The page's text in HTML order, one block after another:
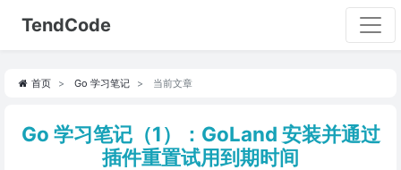
TendCode
首页 Go 学习笔记 当前文章
Go 学习笔记（1）：GoLand 安装并通过
插件重置试用到期时间